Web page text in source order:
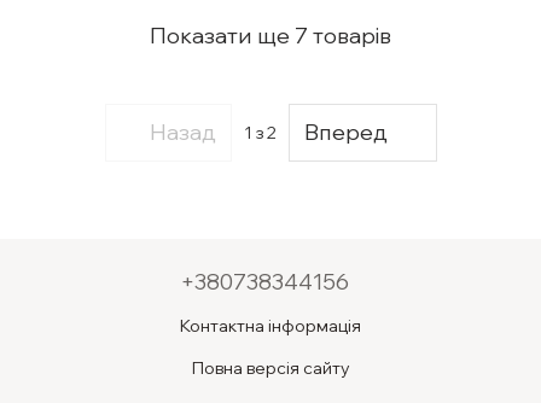
Показати ще 7 товарів
Назад 1 з 2 Вперед
+380738344156
Контактна інформація
Повна версія сайту